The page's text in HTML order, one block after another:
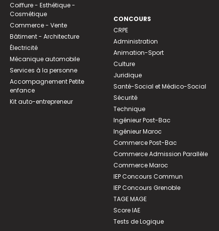
Coiffure - Esthétique -
Cosmétique
Commerce - Vente
Bâtiment - Architecture
Électricité
Mécanique automobile
Services à la personne
Accompagnement Petite
enfance
Kit auto-entrepreneur
CONCOURS
CRPE
Administration
Animation-Sport
Culture
Juridique
Santé-Social et Médico-Social
Sécurité
Technique
Ingénieur Post-Bac
Ingénieur Maroc
Commerce Post-Bac
Commerce Admission Parallèle
Commerce Maroc
IEP Concours Commun
IEP Concours Grenoble
TAGE MAGE
Score IAE
Tests de Logique